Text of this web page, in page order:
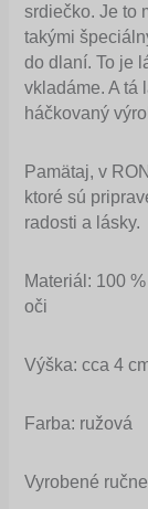
srdiečko. Je to
takými
do dlaní. To je
vkladáme. A tá
háčkovaný
Pamätaj, v
ktoré sú
radosti a lásky.
Materiál: 100
oči
Výška: cca 4
Farba: ružová
Vyrobené